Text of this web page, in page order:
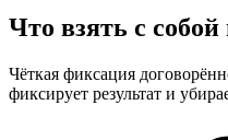
Что взять с
Чёткая фиксация
фиксирует результат и